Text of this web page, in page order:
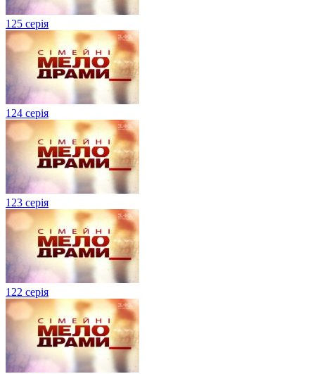
125 серія
124 серія
123 серія
122 серія